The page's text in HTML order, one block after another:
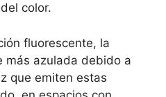
color.
fluorescente, la
más azulada debido a
que emiten estas